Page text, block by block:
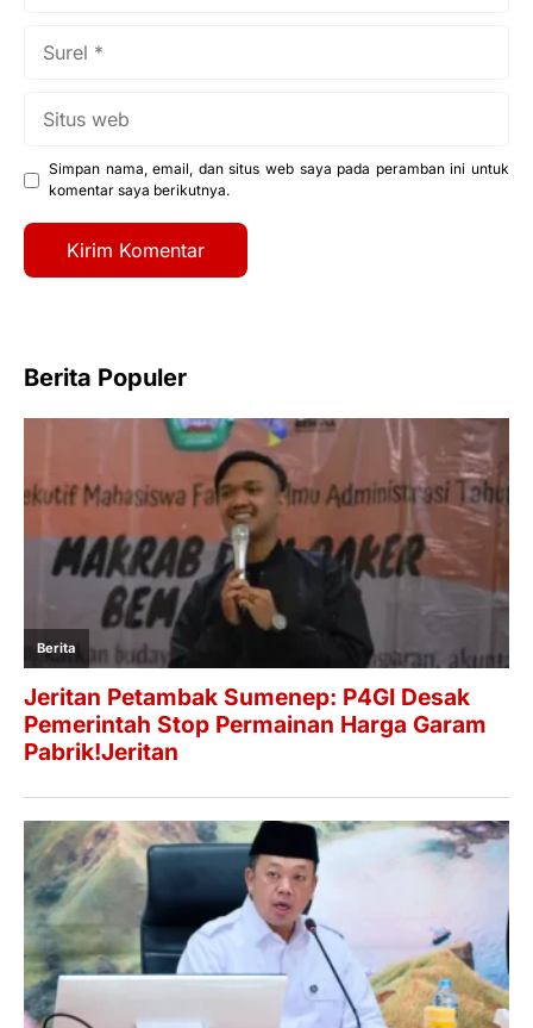
Simpan nama, email, dan situs web saya pada peramban ini untuk
komentar saya berikutnya.
Berita Populer